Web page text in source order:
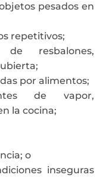
pesados en
repetitivos;
de resbalones,
por alimentos;
de vapor,
la cocina;
o
inseguras